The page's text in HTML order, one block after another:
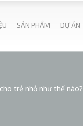
SẢN PHẨM DỰ ÁN
trẻ nhỏ như thế nào?